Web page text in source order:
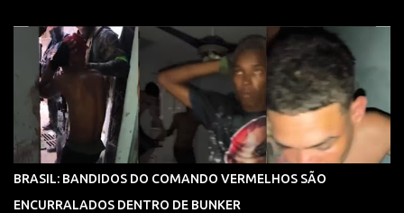
BRASIL: BANDIDOS DO COMANDO VERMELHOS SÃO
ENCURRALADOS DENTRO DE BUNKER